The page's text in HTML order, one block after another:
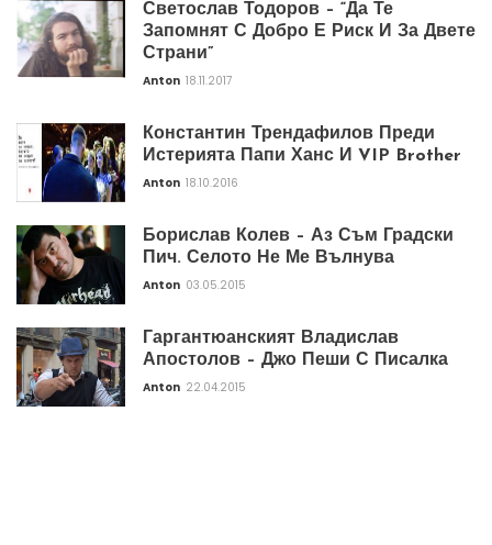
Светослав Тодоров – “Да Те
Запомнят С Добро Е Риск И За Двете
Страни”
Anton 18.11.2017
Константин Трендафилов Преди
Истерията Папи Ханс И VIP Brother
Anton 18.10.2016
Борислав Колев – Аз Съм Градски
Пич. Селото Не Ме Вълнува
Anton 03.05.2015
Гаргантюанският Владислав
Апостолов – Джо Пеши С Писалка
Anton 22.04.2015